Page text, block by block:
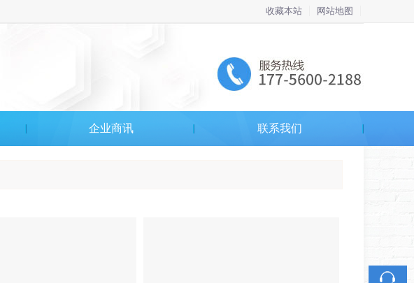
收藏本站 网站地图
企业商讯 联系我们